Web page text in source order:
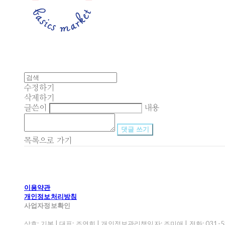
수정하기
삭제하기
글쓴이
내용
댓글 쓰기
목록으로 가기
이용약관
개인정보처리방침
사업자정보확인